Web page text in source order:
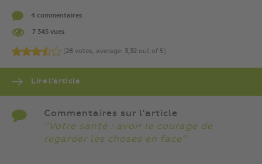
4 commentaires .
7 345 vues
(28 votes, average: 3,32 out of 5)
Lire l’article
Commentaires sur l'article
''Votre santé : avoir le courage de
regarder les choses en face''